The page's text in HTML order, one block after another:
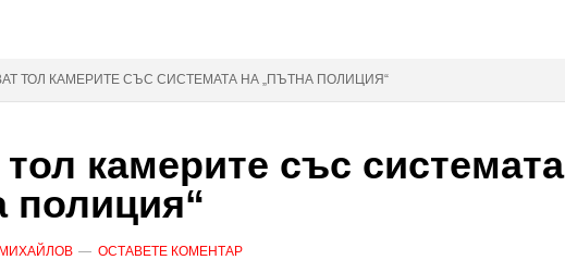
ТОЛ КАМЕРИТЕ СЪС СИСТЕМАТА НА „ПЪТНА ПОЛИЦИЯ“
камерите със системата
полиция“
ОСТАВЕТЕ КОМЕНТАР